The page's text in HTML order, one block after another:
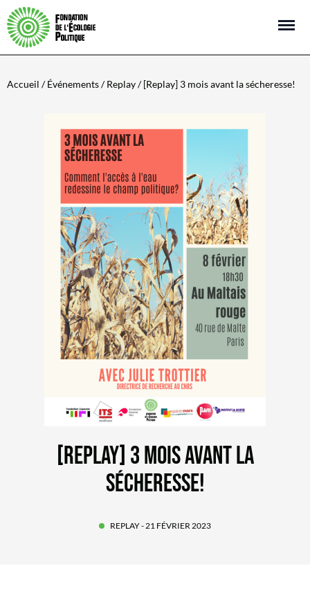
Open
Accueil /Événements/Replay/ [Replay] 3 mois avant la sécheresse!
[REPLAY] 3 MOIS AVANT LA
SÉCHERESSE!
REPLAY- 21 FÉVRIER 2023